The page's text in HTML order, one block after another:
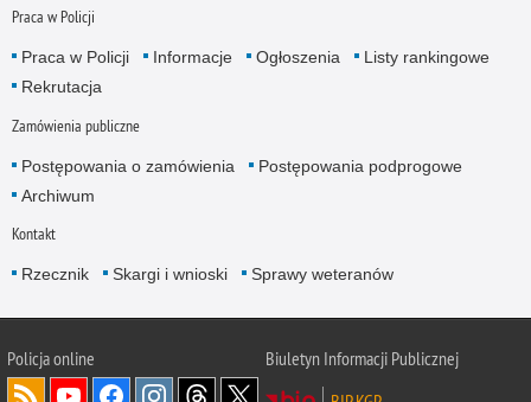
Praca w Policji
Praca w Policji Informacje Ogłoszenia
Listy rankingowe
Rekrutacja
Zamówienia publiczne
Postępowania o zamówienia
Postępowania podprogowe
Archiwum
Kontakt
Rzecznik Skargi i wnioski Sprawy weteranów
Policjaonline
Biuletyn Informacji Publicznej